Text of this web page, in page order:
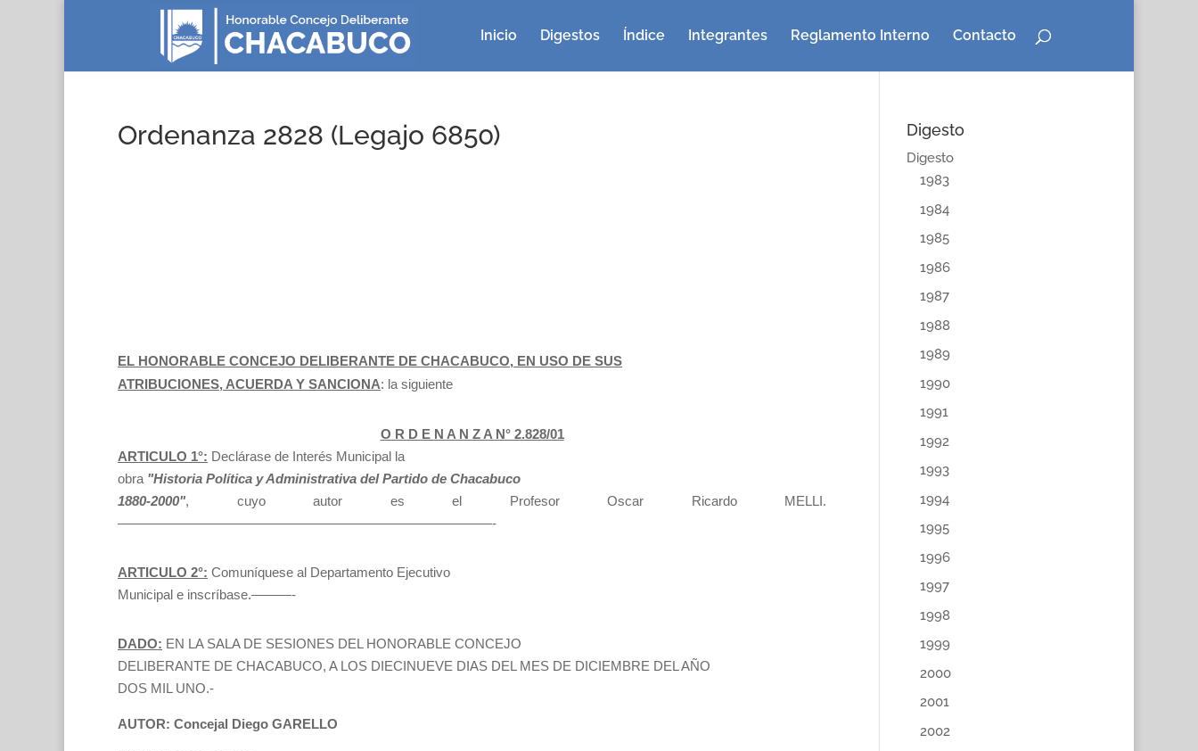
Inicio Digestos Índice Integrantes Reglamento Interno Contacto
Ordenanza 2828 (Legajo 6850)
EL HONORABLE CONCEJO DELIBERANTE DE CHACABUCO, EN USO DE SUS
ATRIBUCIONES, ACUERDA Y SANCIONA: la siguiente
O R D E N A N Z A N° 2.828/01
ARTICULO 1°: Declárase de Interés Municipal la
obra "Historia Política y Administrativa del Partido de Chacabuco
1880-2000", cuyo autor es el Profesor Oscar Ricardo MELLI.
————————————————————————————-
ARTICULO 2°: Comuníquese al Departamento Ejecutivo
Municipal e inscríbase.———-
DADO: EN LA SALA DE SESIONES DEL HONORABLE CONCEJO
DELIBERANTE DE CHACABUCO, A LOS DIECINUEVE DIAS DEL MES DE DICIEMBRE DEL AÑO
DOS MIL UNO.-
AUTOR: Concejal Diego GARELLO
Digesto
Digesto
1983
1984
1985
1986
1987
1988
1989
1990
1991
1992
1993
1994
1995
1996
1997
1998
1999
2000
2001
2002